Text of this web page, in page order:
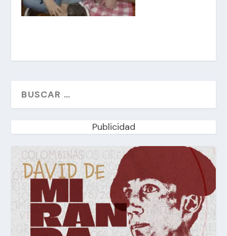
Publicidad